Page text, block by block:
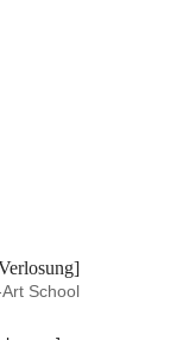
Art School